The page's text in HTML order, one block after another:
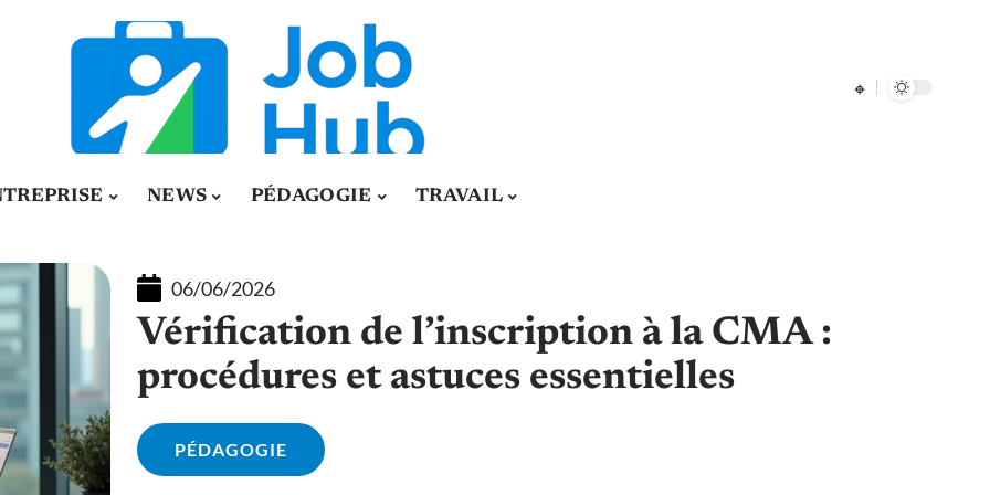
NEWS PÉDAGOGIE TRAVAIL
06/06/2026
Vérification de l’inscription à la CMA :
procédures et astuces essentielles
PÉDAGOGIE